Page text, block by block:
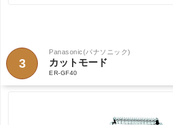
3
Panasonic(パナソニック)
カットモード
ER-GF40